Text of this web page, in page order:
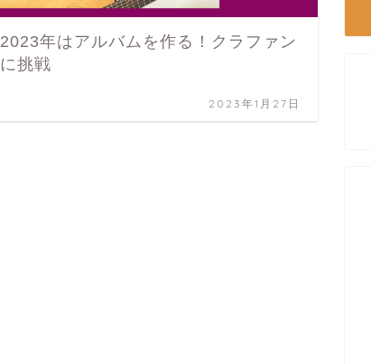
2023年はアルバムを作る！クラファン
に挑戦
2023年1月27日